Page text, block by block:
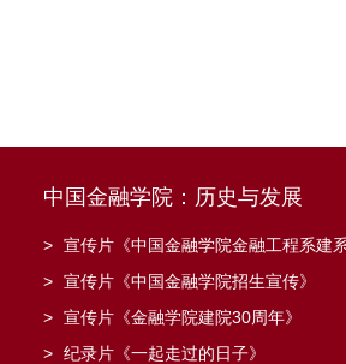
中国金融学院：历史与发展
> 宣传片《中国金融学院金融工程系建
> 宣传片《中国金融学院招生宣传》
> 宣传片《金融学院建院30周年》
> 纪录片《一起走过的日子》